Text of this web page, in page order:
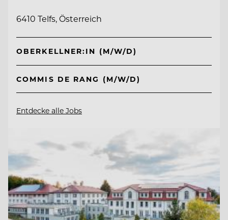
6410 Telfs, Österreich
OBERKELLNER:IN (M/W/D)
COMMIS DE RANG (M/W/D)
Entdecke alle Jobs